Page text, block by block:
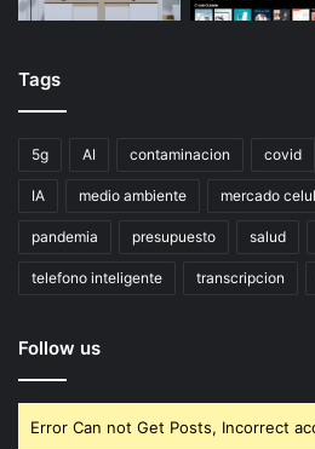
Tags
5g AI contaminacion covid
IA medio ambiente mercado
pandemia presupuesto salud
telefono inteligente transcripcion
Follow us
Error Can not Get Posts, Incorrect